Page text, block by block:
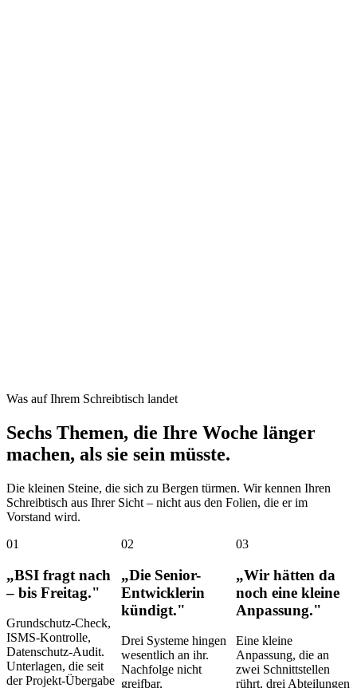
Was auf Ihrem Schreibtisch landet
Sechs Themen, die Ihre Woche länger
machen, als sie sein müsste.
Die kleinen Steine, die sich zu Bergen türmen. Wir kennen Ihren
Schreibtisch aus Ihrer Sicht – nicht aus den Folien, die er im
Vorstand wird.
01
„BSI fragt nach
– bis Freitag."
Grundschutz-Check,
ISMS-Kontrolle,
Datenschutz-Audit.
Unterlagen, die seit
der Projekt-Übergabe
02
„Die Senior-
Entwicklerin
kündigt."
Drei Systeme hingen
wesentlich an ihr.
Nachfolge nicht
greifbar,
03
„Wir hätten da
noch eine kleine
Anpassung."
Eine kleine
Anpassung, die an
zwei Schnittstellen
rührt, drei Abteilungen